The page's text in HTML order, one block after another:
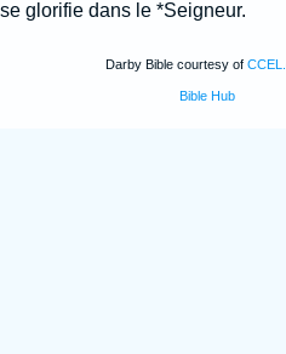
glorifie dans le *Seigneur.
Darby Bible courtesy of
Bible Hub